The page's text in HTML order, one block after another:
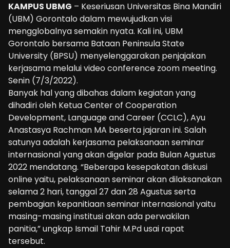
KAMPUS UBMG – Keseriusan Universitas Bina Mandiri
(UBM) Gorontalo dalam mewujudkan visi
mengglobalnya semakin nyata. Kali ini, UBM
Gorontalo bersama Bataan Peninsula State
University (BPSU) menyelenggarakan penjajakan
kerjasama melalui video conference zoom meeting.
Senin (7/3/2022).
Banyak hal yang dibahas dalam kegiatan yang
dihadiri oleh Ketua Center of Cooperation
Development, Language and Career (CCLC), Ayu
Anastasya Rachman MA beserta jajaran ini. Salah
satunya adalah kerjasama pelaksanaan seminar
internasional yang akan digelar pada Bulan Agustus
2022 mendatang. “Beberapa kesepakatan diskusi
online yaitu, pelaksanaan seminar akan dilaksanakan
selama 2 hari, tanggal 27 dan 28 Agustus serta
pembagian kepanitiaan seminar internasional yaitu
masing-masing institusi akan ada perwakilan
panitia,” ungkap Ismail Tahir M.Pd usai rapat
tersebut.